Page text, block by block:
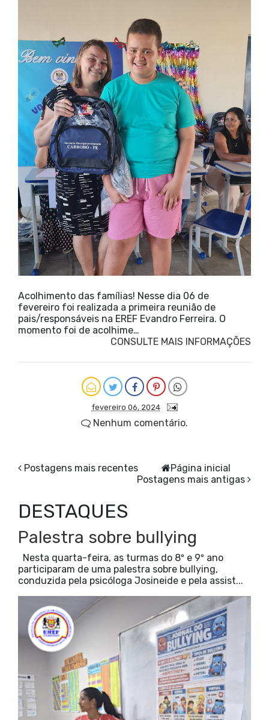
Acolhimento das famílias! Nesse dia 06 de
fevereiro foi realizada a primeira reunião de
pais/responsáveis na EREF Evandro Ferreira. O
momento foi de acolhime…
CONSULTE MAIS INFORMAÇÕES
fevereiro 06, 2024
Nenhum comentário.
Postagens mais recentes
Postagens mais antigas
Página inicial
DESTAQUES
Palestra sobre bullying
Nesta quarta-feira, as turmas do 8º e 9º ano
participaram de uma palestra sobre bullying,
conduzida pela psicóloga Josineide e pela assist...